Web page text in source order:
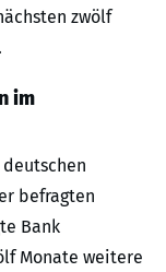
zwölf
im
befragten
Bank
Monate weitere